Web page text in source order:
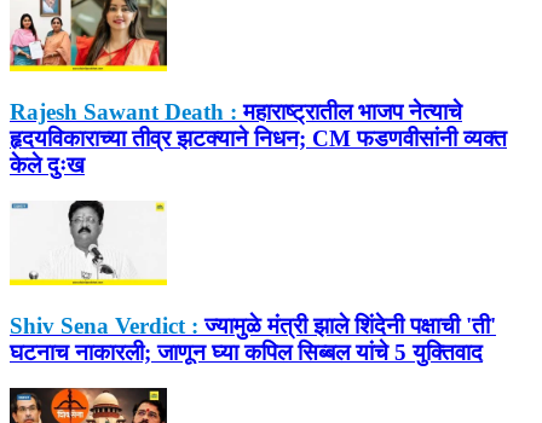
Rajesh Sawant Death : महाराष्ट्रातील भाजप नेत्याचे
हृदयविकाराच्या तीव्र झटक्याने निधन; CM फडणवीसांनी व्यक्त
केले दुःख
Shiv Sena Verdict : ज्यामुळे मंत्री झाले शिंदेनी पक्षाची 'ती'
घटनाच नाकारली; जाणून घ्या कपिल सिब्बल यांचे 5 युक्तिवाद